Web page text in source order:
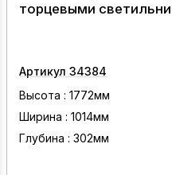
торцевыми
Артикул 34384
Высота : 1772мм
Ширина : 1014мм
Глубина : 302мм